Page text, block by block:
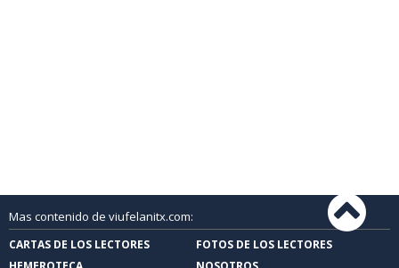
Mas contenido de viufelanitx.com:
CARTAS DE LOS LECTORES
FOTOS DE LOS LECTORES